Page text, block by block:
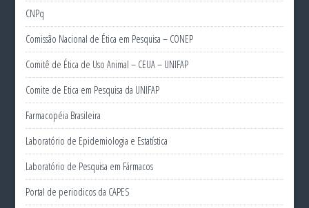
CNPq
Comissão Nacional de Ética em Pesquisa – CONEP
Comitê de Ética de Uso Animal – CEUA – UNIFAP
Comite de Etica em Pesquisa da UNIFAP
Farmacopéia Brasileira
Laboratório de Epidemiologia e Estatística
Laboratório de Pesquisa em Fármacos
Portal de periodicos da CAPES